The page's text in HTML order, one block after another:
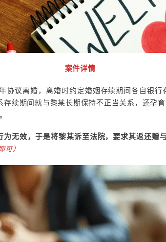
案件详情
协议离婚，离婚时约定婚姻存续期间各自银
续期间就与黎某长期保持不正当关系，还孕
为无效，于是将黎某诉至法院，要求其返还赠
可）